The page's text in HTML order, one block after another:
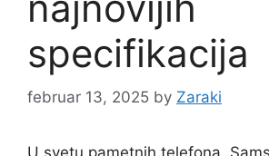
specifikacija
februar 13, 2025 by Zaraki